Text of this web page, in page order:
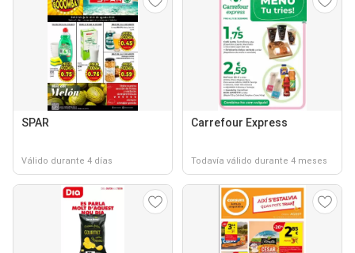
SPAR
Válido durante 4 días
Carrefour Express
Todavía válido durante 4 meses